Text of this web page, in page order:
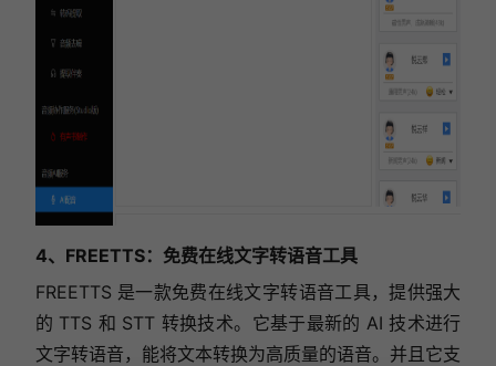
4、FREETTS：免费在线文字转语音工具
FREETTS 是一款免费在线文字转语音工具，提供强大
的 TTS 和 STT 转换技术。它基于最新的 AI 技术进行
文字转语音，能将文本转换为高质量的语音。并且它支